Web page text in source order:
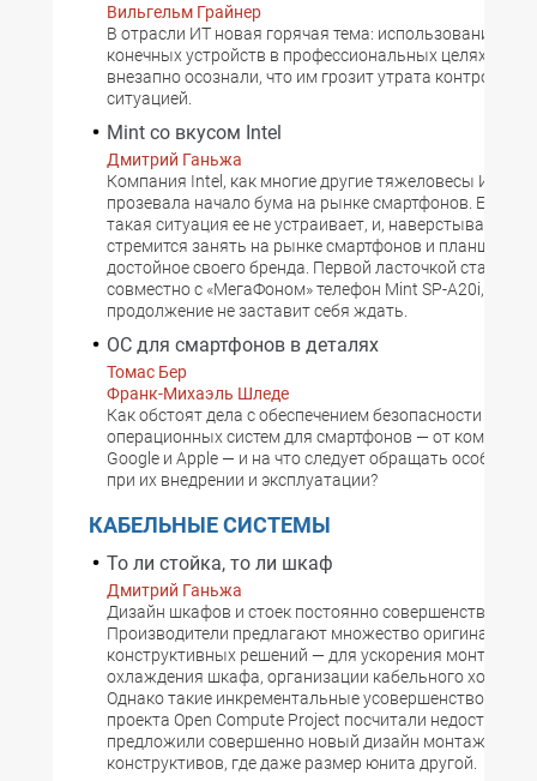
Вильгельм Грайнер
В отрасли ИТ новая горячая тема: использование
конечных устройств в профессиональных целях.
внезапно осознали, что им грозит утрата контроля
ситуацией.
Mint со вкусом Intel
Дмитрий Ганьжа
Компания Intel, как многие другие тяжеловесы ИТ-
прозевала начало бума на рынке смартфонов.
такая ситуация ее не устраивает, и, наверстывая
стремится занять на рынке смартфонов и планшетов
достойное своего бренда. Первой ласточкой стал
совместно с «МегаФоном» телефон Mint SP-A20i,
продолжение не заставит себя ждать.
ОС для смартфонов в деталях
Томас Бер
Франк-Михаэль Шледе
Как обстоят дела с обеспечением безопасности трех
операционных систем для смартфонов — от
Google и Apple — и на что следует обращать особое
при их внедрении и эксплуатации?
КАБЕЛЬНЫЕ СИСТЕМЫ
То ли стойка, то ли шкаф
Дмитрий Ганьжа
Дизайн шкафов и стоек постоянно совершенствуется.
Производители предлагают множество оригинальных
конструктивных решений — для ускорения монтажа,
охлаждения шкафа, организации кабельного
Однако такие инкрементальные усовершенствования
проекта Open Compute Project посчитали
предложили совершенно новый дизайн монтажных
конструктивов, где даже размер юнита другой.